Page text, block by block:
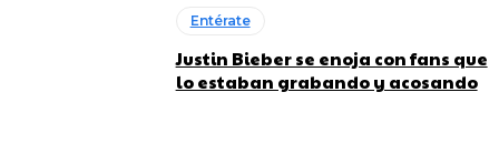
Entérate
Justin Bieber se enoja con fans que
lo estaban grabando y acosando